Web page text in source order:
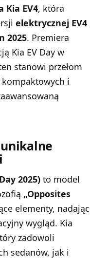
Kia EV4, która
elektrycznej EV4
2025. Premiera
Kia EV Day w
stanowi przełom
i
2025) to model
„Opposites
elementy, nadając
wygląd. Kia
zadowoli
sedanów, jak i